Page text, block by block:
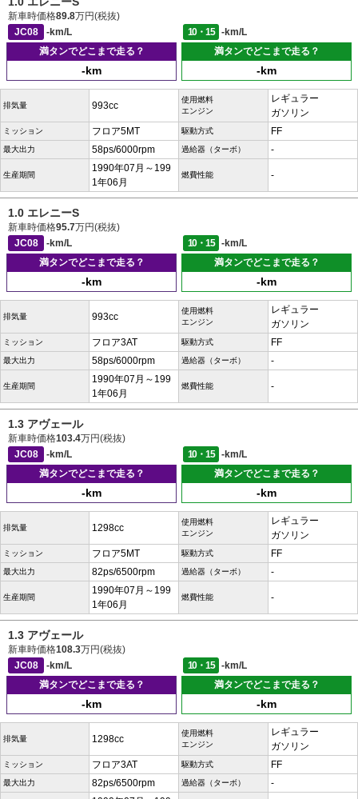
新車時価格89.8万円(税抜)
JC08
-km/L 10・15
-km/L
満タンでどこまで走る？
-km
満タンでどこまで走る？
-km
排気量 993cc
使用燃料
エンジン
レギュラー
ガソリン
ミッション フロア5MT 駆動方式 FF
最大出力 58ps/6000rpm 過給器（ターボ） -
生産期間
1990年07月～199
1年06月
燃費性能 -
1.0 エレニーS
新車時価格95.7万円(税抜)
JC08
-km/L 10・15
-km/L
満タンでどこまで走る？
-km
満タンでどこまで走る？
-km
排気量 993cc
使用燃料
エンジン
レギュラー
ガソリン
ミッション フロア3AT 駆動方式 FF
最大出力 58ps/6000rpm 過給器（ターボ） -
生産期間
1990年07月～199
1年06月
燃費性能 -
1.3 アヴェール
新車時価格103.4万円(税抜)
JC08
-km/L 10・15
-km/L
満タンでどこまで走る？
-km
満タンでどこまで走る？
-km
排気量 1298cc
使用燃料
エンジン
レギュラー
ガソリン
ミッション フロア5MT 駆動方式 FF
最大出力 82ps/6500rpm 過給器（ターボ） -
生産期間
1990年07月～199
1年06月
燃費性能 -
1.3 アヴェール
新車時価格108.3万円(税抜)
JC08
-km/L 10・15
-km/L
満タンでどこまで走る？
-km
満タンでどこまで走る？
-km
排気量 1298cc
使用燃料
エンジン
レギュラー
ガソリン
ミッション フロア3AT 駆動方式 FF
最大出力 82ps/6500rpm 過給器（ターボ）
-